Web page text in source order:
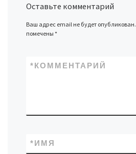
Оставьте комментарий
Ваш адрес email не будет опубликован.
помечены*
КОММЕНТАРИЙ
*
ИМЯ
*